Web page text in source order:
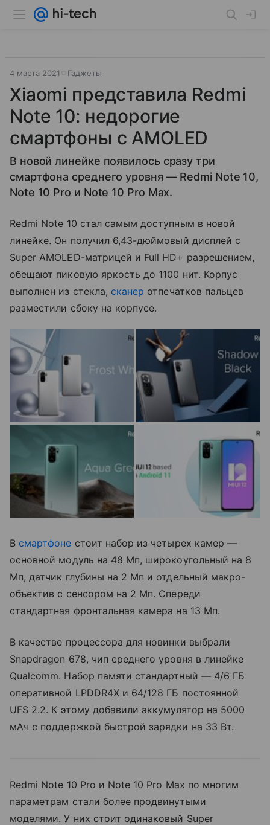
4 марта 2021 Гаджеты
Xiaomi представила Redmi
Note 10: недорогие
смартфоны с AMOLED
В новой линейке появилось сразу три
смартфона среднего уровня — Redmi Note 10,
Note 10 Pro и Note 10 Pro Max.
Redmi Note 10 стал самым доступным в новой
линейке. Он получил 6,43-дюймовый дисплей с
Super AMOLED-матрицей и Full HD+ разрешением,
обещают пиковую яркость до 1100 нит. Корпус
выполнен из стекла, сканер отпечатков пальцев
разместили сбоку на корпусе.
В смартфоне стоит набор из четырех камер —
основной модуль на 48 Мп, широкоугольный на 8
Мп, датчик глубины на 2 Мп и отдельный макро-
объектив с сенсором на 2 Мп. Спереди
стандартная фронтальная камера на 13 Мп.
В качестве процессора для новинки выбрали
Snapdragon 678, чип среднего уровня в линейке
Qualcomm. Набор памяти стандартный — 4/6 ГБ
оперативной LPDDR4X и 64/128 ГБ постоянной
UFS 2.2. К этому добавили аккумулятор на 5000
мАч с поддержкой быстрой зарядки на 33 Вт.
Redmi Note 10 Pro и Note 10 Pro Max по многим
параметрам стали более продвинутыми
моделями. У них стоит одинаковый Super